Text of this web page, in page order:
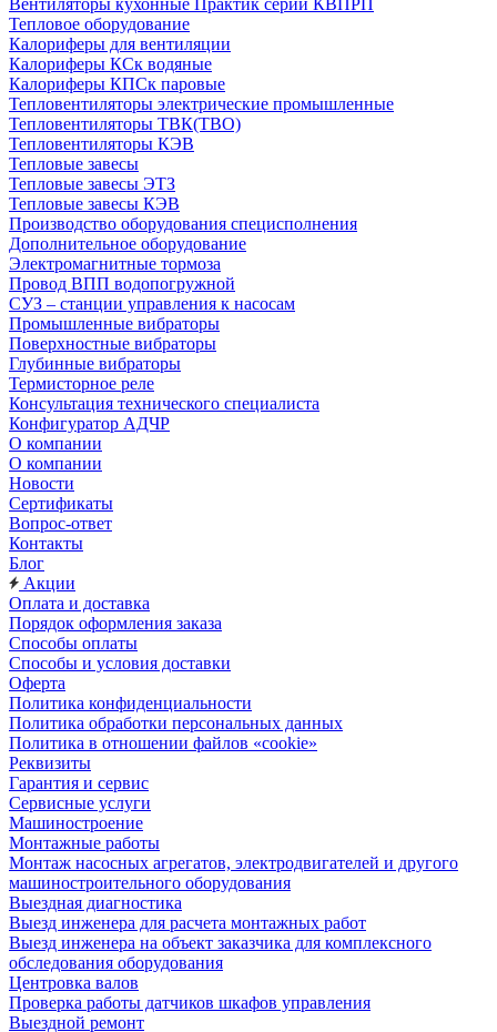
Вентиляторы кухонные Практик серии КВПРП
Тепловое оборудование
Калориферы для вентиляции
Калориферы КСк водяные
Калориферы КПСк паровые
Тепловентиляторы электрические промышленные
Тепловентиляторы ТВК(ТВО)
Тепловентиляторы КЭВ
Тепловые завесы
Тепловые завесы ЭТЗ
Тепловые завесы КЭВ
Производство оборудования специсполнения
Дополнительное оборудование
Электромагнитные тормоза
Провод ВПП водопогружной
СУЗ – станции управления к насосам
Промышленные вибраторы
Поверхностные вибраторы
Глубинные вибраторы
Термисторное реле
Консультация технического специалиста
Конфигуратор АДЧР
О компании
О компании
Новости
Сертификаты
Вопрос-ответ
Контакты
Блог
Акции
Оплата и доставка
Порядок оформления заказа
Способы оплаты
Способы и условия доставки
Оферта
Политика конфиденциальности
Политика обработки персональных данных
Политика в отношении файлов «cookie»
Реквизиты
Гарантия и сервис
Сервисные услуги
Машиностроение
Монтажные работы
Монтаж насосных агрегатов, электродвигателей и другого
машиностроительного оборудования
Выездная диагностика
Выезд инженера для расчета монтажных работ
Выезд инженера на объект заказчика для комплексного
обследования оборудования
Центровка валов
Проверка работы датчиков шкафов управления
Выездной ремонт